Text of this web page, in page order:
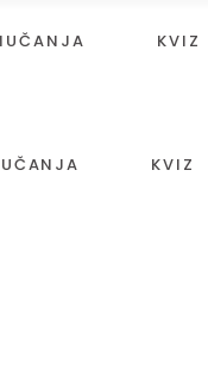
KVIZ
KVIZ